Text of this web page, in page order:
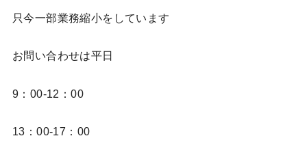
只今一部業務縮小をしています
お問い合わせは平日
9：00-12：00
13：00-17：00